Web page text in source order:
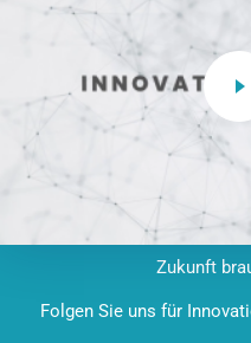
Zukunft
Folgen Sie uns für